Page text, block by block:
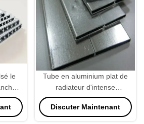
le
Tube en aluminium plat de
radiateur d'intense
luminosité de forme 22 *
2.0mm
Discuter Maintenant